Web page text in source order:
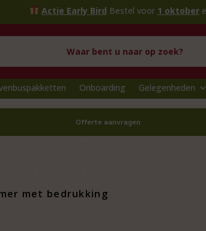
Actie Early BirdBestel voor1 oktober en
Onboarding Gelegenheden
Offerte aanvragen
met bedrukking